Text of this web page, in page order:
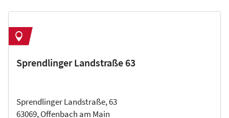
Sprendlinger Landstraße 63
Sprendlinger Landstraße, 63
63069, Offenbach am Main